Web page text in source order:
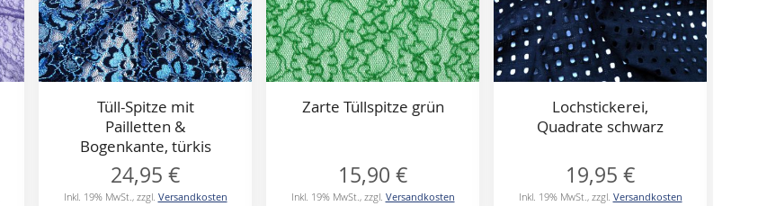
Tüll-Spitze mit
Pailletten &
Bogenkante, türkis
24,95 €
Inkl. 19% MwSt., zzgl. Versandkosten
Zarte Tüllspitze grün
15,90 €
Inkl. 19% MwSt., zzgl. Versandkosten
Lochstickerei,
Quadrate schwarz
19,95 €
Inkl. 19% MwSt., zzgl. Versandkosten